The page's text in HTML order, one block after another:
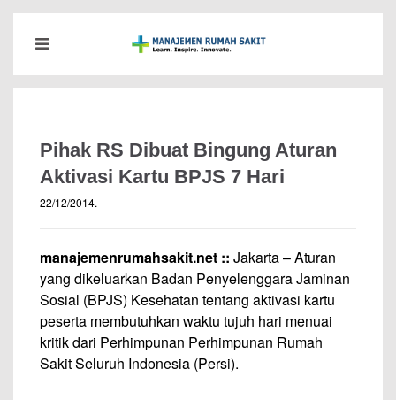
Pihak RS Dibuat Bingung Aturan
Aktivasi Kartu BPJS 7 Hari
22/12/2014.
manajemenrumahsakit.net :: Jakarta – Aturan
yang dikeluarkan Badan Penyelenggara Jaminan
Sosial (BPJS) Kesehatan tentang aktivasi kartu
peserta membutuhkan waktu tujuh hari menuai
kritik dari Perhimpunan Perhimpunan Rumah
Sakit Seluruh Indonesia (Persi).